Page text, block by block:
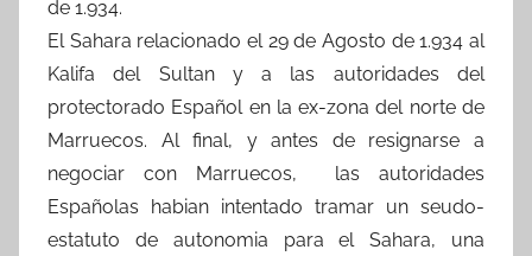
de 1.934.
El Sahara relacionado el 29 de Agosto de 1.934 al
Kalifa del Sultan y a las autoridades del
protectorado Español en la ex-zona del norte de
Marruecos. Al final, y antes de resignarse a
negociar con Marruecos, las autoridades
Españolas habian intentado tramar un seudo-
estatuto de autonomia para el Sahara, una